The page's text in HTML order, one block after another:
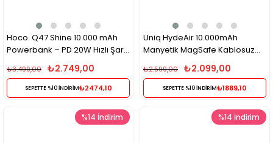
Hoco. Q47 Shine 10.000 mAh
Powerbank – PD 20W Hızlı Şarj,
Dahili Retro Oyun Konsolu,
Siyah
₺2.749,00
₺3.499,00
SEPETTE %10 İNDİRİM₺2474,10
Uniq HydeAir 10.000mAh
Manyetik MagSafe Kablosuz
Powerbank 18W PD Type-C –
Koyu Gri
₺2.099,00
₺2.599,00
SEPETTE %10 İNDİRİM₺1889,10
%14 İndirim %14 İndirim